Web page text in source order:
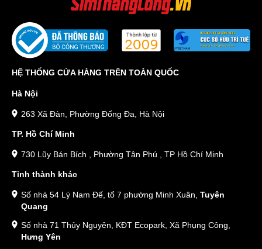
HỆ THỐNG CỬA HÀNG TRÊN TOÀN QUỐC
Hà Nội
263 Xã Đàn, Phường Đống Đa, Hà Nội
TP. Hồ Chí Minh
730 Lũy Bán Bích , Phường Tân Phú , TP Hồ Chí Minh
Tỉnh thành khác
Số nhà 54 Lý Nam Đế, tổ 7 phường Minh Xuân, Tuyên
Quang
Số nhà 71 Thủy Nguyên, KĐT Ecopark, Xã Phụng Công,
Hưng Yên